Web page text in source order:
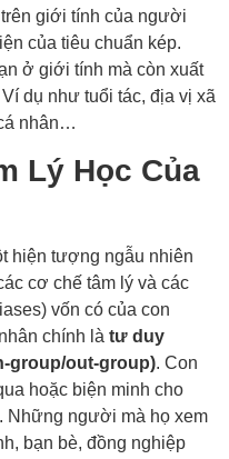
giới tính của người
của tiêu chuẩn kép.
ở giới tính mà còn xuất
dụ như tuổi tác, địa vị xã
nhân…
Lý Học Của
hiện tượng ngẫu nhiên
cơ chế tâm lý và các
vốn có của con
chính là tư duy
group/out-group). Con
hoặc biện minh cho
Những người mà họ xem
bạn bè, đồng nghiệp